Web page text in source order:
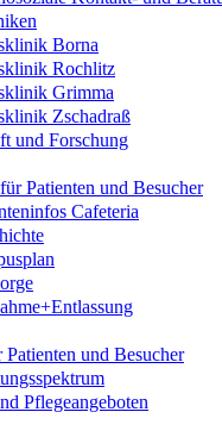
Borna
Rochlitz
Grimma
Zschadraß
und Forschung
Patienten und Besucher
Cafeteria
und Besucher
Pflegeangeboten